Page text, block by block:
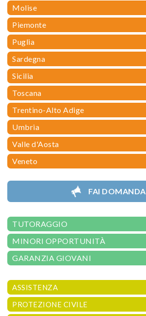
Molise
Piemonte
Puglia
Sardegna
Sicilia
Toscana
Trentino-Alto Adige
Umbria
Valle d'Aosta
Veneto
FAI DOMANDA
TUTORAGGIO
MINORI OPPORTUNITÀ
GARANZIA GIOVANI
ASSISTENZA
PROTEZIONE CIVILE